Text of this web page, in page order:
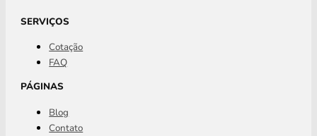
SERVIÇOS
Cotação
FAQ
PÁGINAS
Blog
Contato